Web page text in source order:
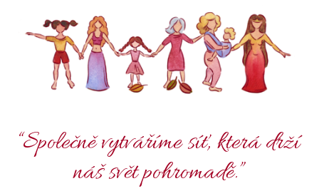
“Společně vytváříme síť, která drží
náš svět pohromadě.”